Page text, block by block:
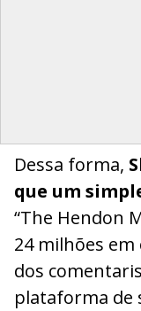
Dessa forma,
que um
“The Hendon
24 milhões
dos
plataforma de